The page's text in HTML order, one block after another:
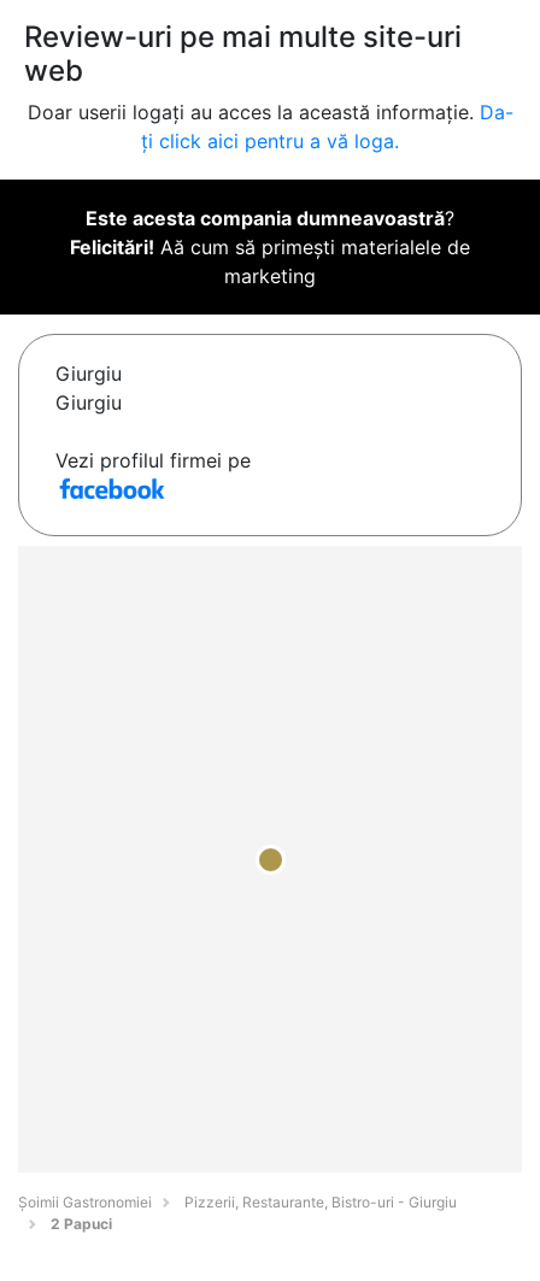
Review-uri pe mai multe site-uri
web
Doar userii logați au acces la această informație. Da-
ți click aici pentru a vă loga.
Este acesta compania dumneavoastră?
Felicitări! Aă cum să primești materialele de
marketing
Giurgiu
Giurgiu
Vezi profilul firmei pe
Șoimii Gastronomiei
Pizzerii, Restaurante, Bistro-uri - Giurgiu
2 Papuci